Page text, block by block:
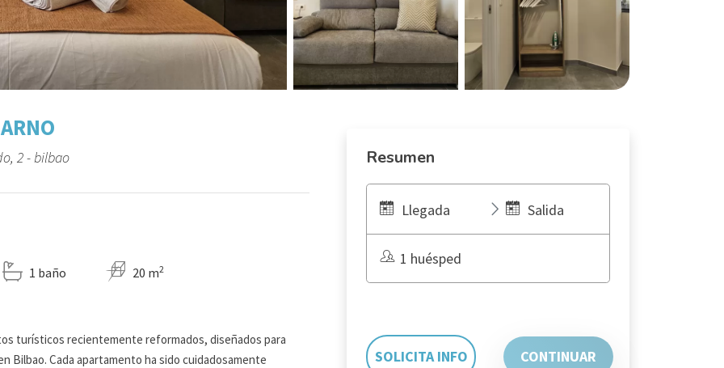
2 - bilbao
1 baño 20 m2
turísticos recientemente reformados, diseñados para
Bilbao. Cada apartamento ha sido cuidadosamente
Resumen
Llegada Salida
1 huésped
SOLICITA INFO CONTINUAR